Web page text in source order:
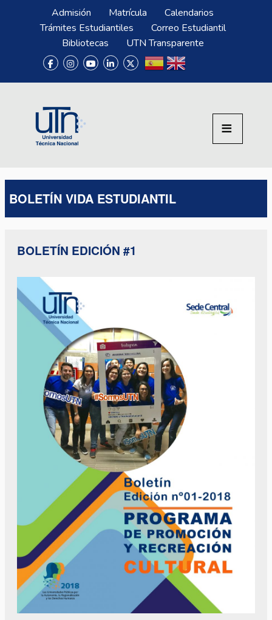
Pasar al contenido principal
Menú SuperiorAdmisión Matrícula
Calendarios
Trámites Estudiantiles
Correo Estudiantil
Bibliotecas
UTN Transparente
BOLETÍN VIDA ESTUDIANTIL
BOLETÍN EDICIÓN #1